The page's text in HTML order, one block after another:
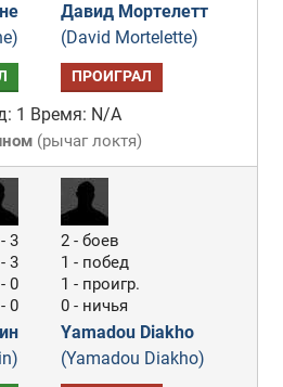
Давид Мортелетт
(David Mortelette)
ПРОИГРАЛ
1 Время: N/A
(рычаг локтя)
3
3
0
0
2 - боев
1 - побед
1 - проигр.
0 - ничья
Yamadou Diakho
(Yamadou Diakho)